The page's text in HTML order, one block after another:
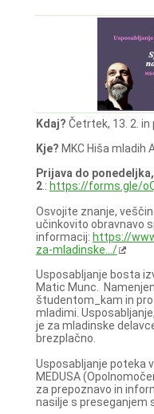
Kdaj? Četrtek, 13. 2. in
Kje? MKC Hiša mladih
Prijava do
2.: https://forms.gle/
Osvojite znanje,
učinkovito obravnavo
informacij: https://
za-mladinske.../
Usposabljanje bosta
Matic Munc.
študentom_kam in
mladimi.
je za mladinske
brezplačno.
Usposabljanje poteka
MEDUSA
za prepoznavo in
nasilje s preseganjem